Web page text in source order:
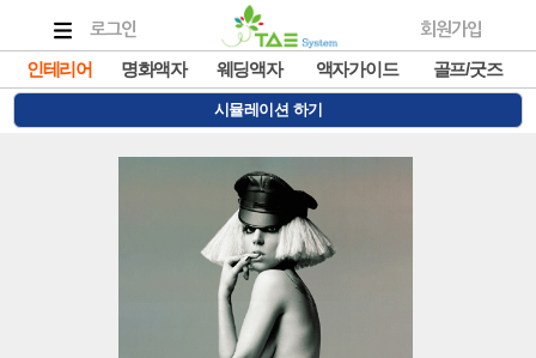
로그인 회원가입
인테리어 명화액자 웨딩액자 액자가이드 골프/굿즈
시뮬레이션 하기